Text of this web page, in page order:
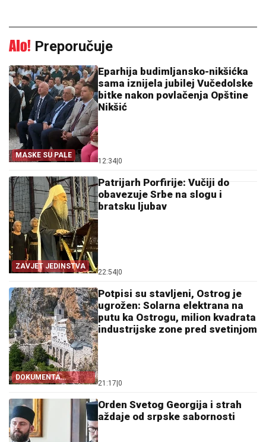
Preporučuje
MASKE SU PALE
Eparhija budimljansko-nikšićka
sama iznijela jubilej Vučedolske
bitke nakon povlačenja Opštine
Nikšić
12:34 0
ZAVJET JEDINSTVA
Patrijarh Porfirije: Vučiji do
obavezuje Srbe na slogu i
bratsku ljubav
22:54 0
DOKUMENTA
OTKRIVAJU
Potpisi su stavljeni, Ostrog je
ugrožen: Solarna elektrana na
putu ka Ostrogu, milion kvadrata
industrijske zone pred svetinjom
21:17 0
Orden Svetog Georgija i strah
aždaje od srpske sabornosti